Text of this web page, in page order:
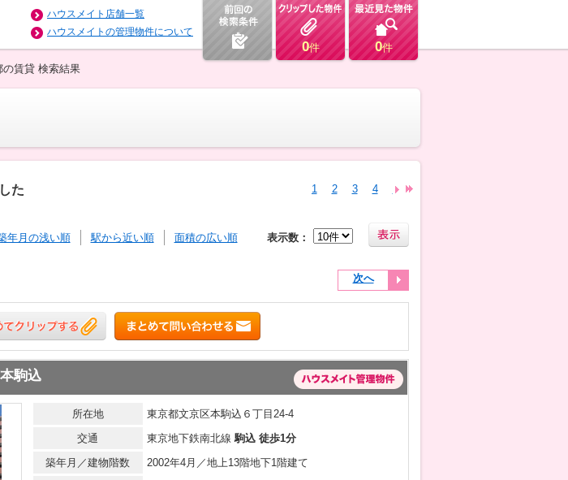
ハウスメイト店舗一覧
ハウスメイトの管理物件について
0件 0件
の賃貸 検索結果
た 1 2 3 4 5 6
年月の浅い順 駅から近い順 面積の広い順 表示数：
次へ
駒込
所在地
東京都文京区本駒込６丁目24-4
交通
東京地下鉄南北線 駒込 徒歩1分
築年月／建物階数
2002年4月／地上13階地下1階建て